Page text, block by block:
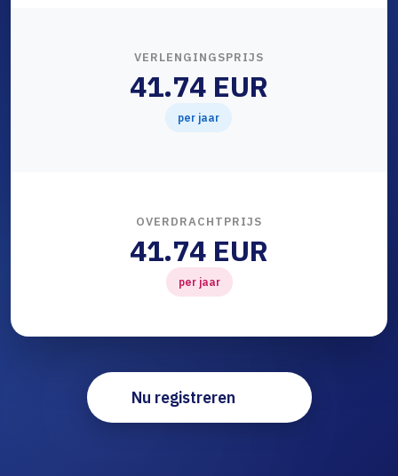
VERLENGINGSPRIJS
41.74 EUR
per jaar
OVERDRACHTPRIJS
41.74 EUR
per jaar
Nu registreren